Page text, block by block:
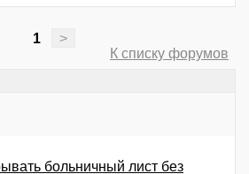
1
>
К списку форумов
больничный лист без